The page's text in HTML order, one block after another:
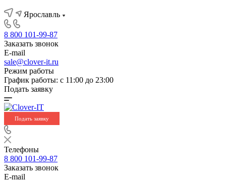
Ярославль
8 800 101-99-87
Заказать звонок
E-mail
sale@clover-it.ru
Режим работы
График работы: с 11:00 до 23:00
Подать заявку
Подать заявку
Телефоны
8 800 101-99-87
Заказать звонок
E-mail